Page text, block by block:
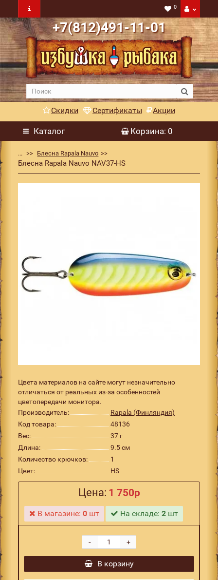
0
+7(812)491-11-01
Скидки Сертификаты Акции
Каталог Корзина: 0
... Блесна Rapala Nauvo
Блесна Rapala Nauvo NAV37-HS
Цвета материалов на сайте могут незначительно
отличаться от реальных из-за особенностей
цветопередачи монитора.
Производитель:
Rapala (Финляндия)
Код товара:
48136
Вес:
37 г
Длина:
9.5 см
Количество крючков:
1
Цвет:
HS
Цена: 1 750р
В магазине:0 шт На складе:2 шт
+
-
В корзину